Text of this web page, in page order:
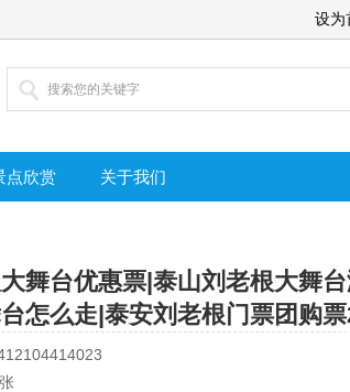
设为
点欣赏 关于我们
舞台优惠票|泰山刘老根大舞
怎么走|泰安刘老根门票团购
张